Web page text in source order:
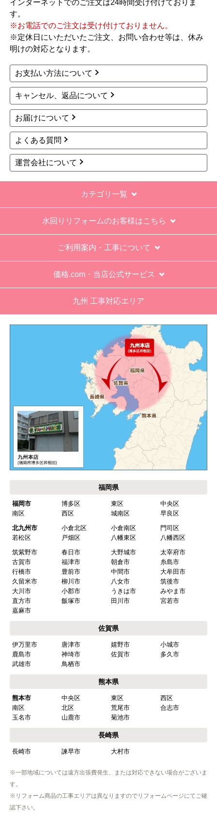
【その他感想・コメント】
１．５点は、少々工事が雑。
過去の業者で一番最低。良かった点は、ただ一
つ、愛想が良かったこと。
なにかも分からない。少々不安である。
工事後は、初期設定や取り扱いの説明もなく、慌
てて引き上げる感じ。
保障期間の説明もHPとは違った。８年保証にして
いるがメーカー保証が３年追加になり１１年と説
明があった。HPにはメーカー保証期間も８年に含
むとなっていたが、どちらが正しいか分からな
が悪かったが室外機の荷揚げを手伝った。もし、
客先が高齢の女性だったらどうしたのか疑問。
エアコン専門の担当べつにもう一人来て欲しかっ
た。
メールだとは知らず、確認できなかった。
エアコンが２００V対応型だが、同じ２００Vでも
業務用なのでコンセントの形状が違い、途中で工
事業者が買いに行く始末。注文時に形状の確認も
別の部屋もお願いしたいと考えていたが、少々不
akagenoane
欲しい商品をスムーズに注文できましたか？
予定の期日までに商品が届きましたか？
商品の梱包は必要十分なものでしたか？
またこのショップを利用したいですか？
文時期】2026年03月頃（モバイルから）
【このショップを選んだ理由は？】
商品価格がお手頃だった
【注文からどのくらいで届きましたか？】
忘れました
【その他感想・コメント】
工事は土曜日に申し込んだが、
たので、仕事を1日休まなければならなかった。
インターネットでのご注文は24時間受け付けておりま
す。
※お電話でのご注文は受け付けておりません。
※定休日にいただいたご注文、お問い合わせ等は、休み
明けの対応となります。
お支払い方法について
キャンセル、返品について
お届けについて
よくある質問
運営会社について
カテゴリ一覧
水回りリフォームのお客様はこちら
ご利用案内・工事について
価格.com・当店公式サービス
九州 工事対応エリア
福岡県
福岡市 博多区 東区
中央区
南区
西区 城南区
早良区
北九州市
小倉北区 小倉南区
門司区
若松区
戸畑区 八幡東区
八幡西区
筑紫野市
春日市 大野城市
太宰府市
古賀市
福津市 朝倉市
糸島市
行橋市
豊前市 中間市
大牟田市
久留米市
柳川市 八女市
筑後市
大川市
小郡市 うきは市
みやま市
直方市
飯塚市 田川市
宮若市
嘉麻市
佐賀県
伊万里市 唐津市 嬉野市
小城市
鹿島市
神埼市 佐賀市
多久市
武雄市
鳥栖市
熊本県
熊本市 中央区 東区
西区
南区
北区 荒尾市
合志市
玉名市
山鹿市 菊池市
長崎県
長崎市 諫早市 大村市
※一部地域については遠方出張費発生、または対応できない場合がございま
す。
※リフォーム商品の工事エリアは異なりますのでリフォームページにてご確
認下さい。